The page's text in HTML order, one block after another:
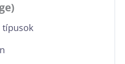
típusok